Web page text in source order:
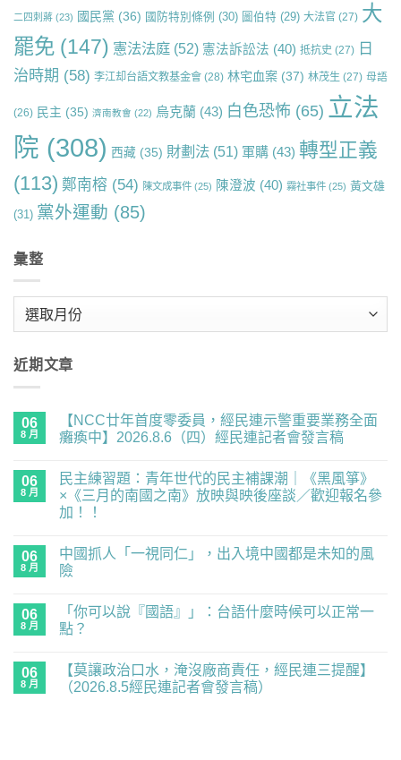
二四刺蔣 (23) 國民黨 (36) 國防特別條例 (30) 圖伯特 (29) 大法官 (27) 大
罷免 (147) 憲法法庭 (52) 憲法訴訟法 (40) 抵抗史 (27) 日
治時期 (58) 李江却台語文教基金會 (28) 林宅血案 (37) 林茂生 (27) 母語
(26) 民主 (35) 濟南教會 (22) 烏克蘭 (43) 白色恐怖 (65) 立法
院 (308) 西藏 (35) 財劃法 (51) 軍購 (43) 轉型正義
(113) 鄭南榕 (54) 陳文成事件 (25) 陳澄波 (40) 霧社事件 (25) 黃文雄
(31) 黨外運動 (85)
彙整
近期文章
06
8 月
【NCC廿年首度零委員，經民連示警重要業務全面
癱瘓中】2026.8.6（四）經民連記者會發言稿
廿
首
度
員，
經
民
要
留
言
06
8 月
民主練習題：青年世代的民主補課潮｜《黑風箏》
×《三月的南國之南》放映與映後座談／歡迎報名參
加！！
主
練
習
世
代
留
言
06
8 月
中國抓人「一視同仁」，出入境中國都是未知的風
險
抓
人
仁」，
言
06
8 月
「你可以說『國語』」：台語什麼時候可以正常一
點？
06
8 月
【莫讓政治口水，淹沒廠商責任，經民連三提醒】
（2026.8.5經民連記者會發言稿）